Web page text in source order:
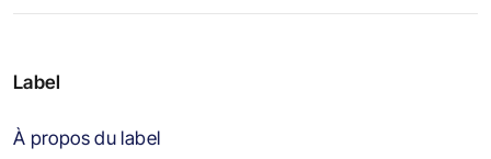
Label
À propos du label